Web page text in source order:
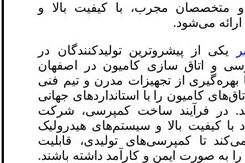
و متخصصان مجرب، با کیفیت بالا و
ارائه می‌شود.
یکی از پیشروترین تولیدکنندگان در
و اتاق سازی کامیون در اصفهان
از تجهیزات مدرن و تیم فنی
کامیون را با استانداردهای جهانی
در فرآیند ساخت کمپرسی، شرکت
با کیفیت بالا و سیستم‌های هیدرولیک
تا کمپرسی‌های تولیدی، قابلیت
به صورت ایمن و کارآمد داشته باشند.